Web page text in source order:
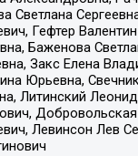
Светлана
Гефтер
Баженова
Закс Елена
Юрьевна,
Литинский
Левинсон Лев